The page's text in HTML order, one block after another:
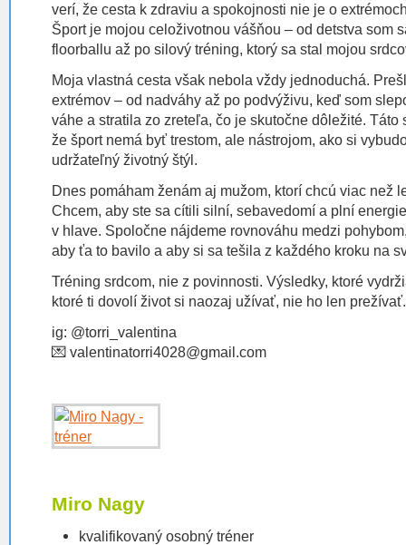
verí, že cesta k zdraviu a spokojnosti nie je o
Šport je mojou celoživotnou vášňou – od detstva som
floorballu až po silový tréning, ktorý sa stal mojou
Moja vlastná cesta však nebola vždy jednoduchá.
extrémov – od nadváhy až po podvýživu, keď som
váhe a stratila zo zreteľa, čo je skutočne dôležité.
že šport nemá byť trestom, ale nástrojom, ako si
udržateľný životný štýl.
Dnes pomáham ženám aj mužom, ktorí chcú viac než
Chcem, aby ste sa cítili silní, sebavedomí a plní
v hlave. Spoločne nájdeme rovnováhu medzi
aby ťa to bavilo a aby si sa tešila z každého kroku na
Tréning srdcom, nie z povinnosti. Výsledky, ktoré
ktoré ti dovolí život si naozaj užívať, nie ho len
ig: @torri_valentina
💌 valentinatorri4028@gmail.com
Miro Nagy
kvalifikovaný osobný tréner